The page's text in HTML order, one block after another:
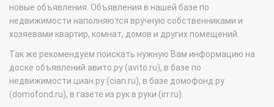
новые объявления. Объявления в нашей базе по
недвижимости наполняются вручную собственниками и
хозяевами квартир, комнат, домов и других помещений.
Так же рекомендуем поискать нужную Вам информацию на
доске объявлений авито.ру (avito.ru), в базе по
недвижимости циан.ру (cian.ru), в базе домофонд.ру
(domofond.ru), в газете из рук в руки (irr.ru).